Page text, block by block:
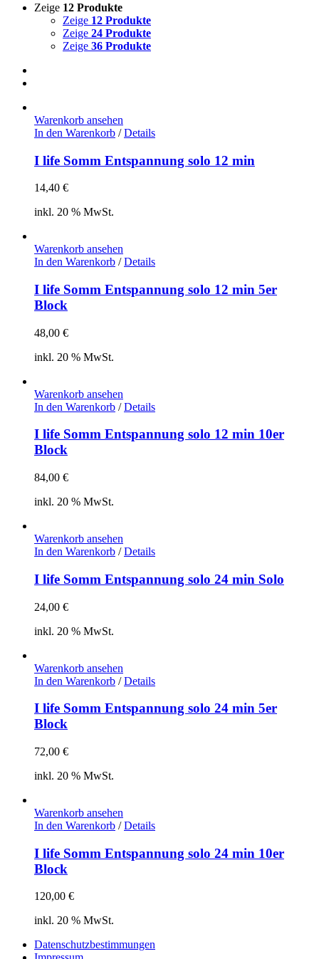
Zeige 12 Produkte
Zeige 12 Produkte
Zeige 24 Produkte
Zeige 36 Produkte
Warenkorb ansehen
In den Warenkorb / Details
I life Somm Entspannung solo 12 min
14,40 €
inkl. 20 % MwSt.
Warenkorb ansehen
In den Warenkorb / Details
I life Somm Entspannung solo 12 min 5er
Block
48,00 €
inkl. 20 % MwSt.
Warenkorb ansehen
In den Warenkorb / Details
I life Somm Entspannung solo 12 min 10er
Block
84,00 €
inkl. 20 % MwSt.
Warenkorb ansehen
In den Warenkorb / Details
I life Somm Entspannung solo 24 min Solo
24,00 €
inkl. 20 % MwSt.
Warenkorb ansehen
In den Warenkorb / Details
I life Somm Entspannung solo 24 min 5er
Block
72,00 €
inkl. 20 % MwSt.
Warenkorb ansehen
In den Warenkorb / Details
I life Somm Entspannung solo 24 min 10er
Block
120,00 €
inkl. 20 % MwSt.
Datenschutzbestimmungen